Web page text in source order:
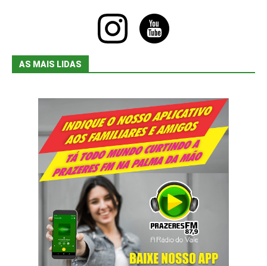
instagram youtube
AS MAIS LIDAS